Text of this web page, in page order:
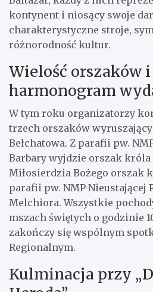
kontynent i niosący swoje
charakterystyczne stroje,
różnorodność kultur.
Wielość orszaków i
harmonogram
W tym roku organizatorzy
trzech orszaków
Bełchatowa. Z parafii pw.
Barbary wyjdzie orszak
Miłosierdzia Bożego orszak
parafii pw. NMP Nieustającej
Melchiora. Wszystkie
mszach świętych o godzinie
zakończy się wspólnym
Regionalnym.
Kulminacja przy